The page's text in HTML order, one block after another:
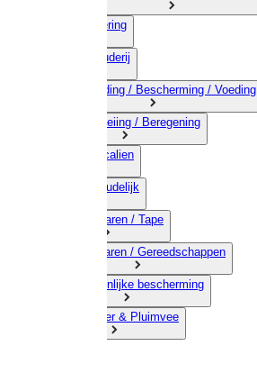
03) Afrastering
04) Veehouderij
05) Bestrijding / Bescherming / Voeding
06) Besproeiing / Beregening
07) Chemicalien
08) Huishoudelijk
09) Touwwaren / Tape
10) IJzerwaren / Gereedschappen
11) Persoonlijke bescherming
12) Kleindier & Pluimvee